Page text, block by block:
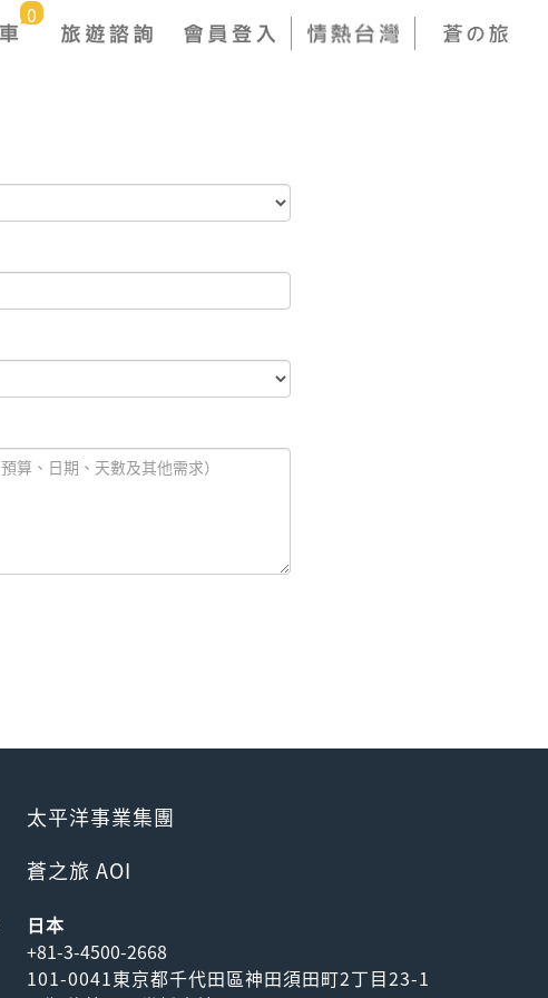
0
太平洋事業集團
蒼之旅 AOI
日本
+81-3-4500-2668
101-0041東京都千代田區神田須田町2丁目23-1